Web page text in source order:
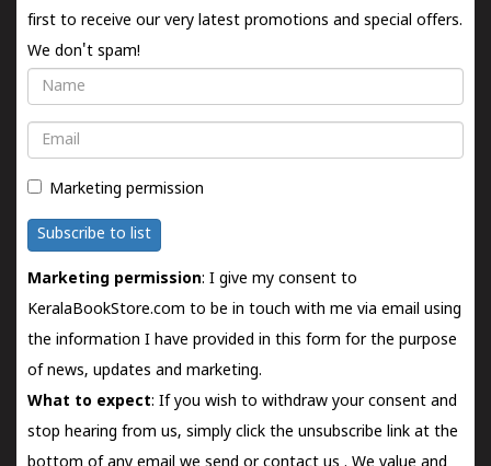
first to receive our very latest promotions and special offers.
We don't spam!
Name
Email
Marketing permission
Subscribe to list
Marketing permission: I give my consent to
KeralaBookStore.com to be in touch with me via email using
the information I have provided in this form for the purpose
of news, updates and marketing.
What to expect: If you wish to withdraw your consent and
stop hearing from us, simply click the unsubscribe link at the